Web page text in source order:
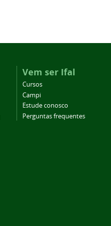
Vem ser Ifal
Cursos
Campi
Estude conosco
Perguntas frequentes